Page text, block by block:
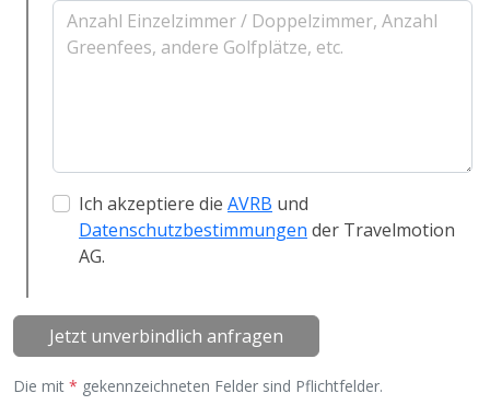
Ich akzeptiere die AVRB und
Datenschutzbestimmungen der Travelmotion
AG.
Jetzt unverbindlich anfragen
Die mit * gekennzeichneten Felder sind Pflichtfelder.